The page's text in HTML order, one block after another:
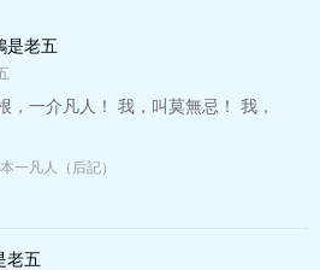
是老五
，一介凡人！ 我，叫莫無忌！ 我，
一凡人（后記）
老五